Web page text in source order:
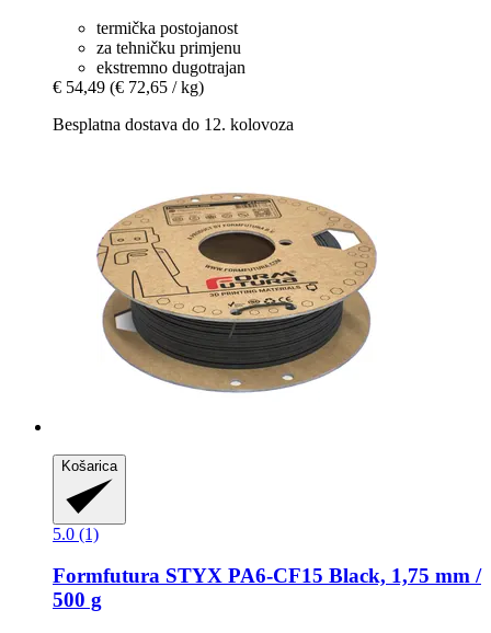
termička postojanost
za tehničku primjenu
ekstremno dugotrajan
€ 54,49 (€ 72,65 / kg)
Besplatna dostava do 12. kolovoza
Košarica
5.0 (1)
Formfutura STYX PA6-​CF15 Black, 1,75 mm /
500 g